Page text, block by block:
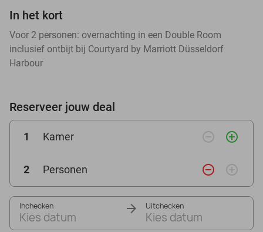
In het kort
Voor 2 personen: overnachting in een Double Room
inclusief ontbijt bij Courtyard by Marriott Düsseldorf
Harbour
Reserveer jouw deal
1 Kamer remove_circle_outline add_circle_outline
2 Personen remove_circle_outline add_circle_outline
Inchecken
Kies datum
Uitchecken
Kies datum